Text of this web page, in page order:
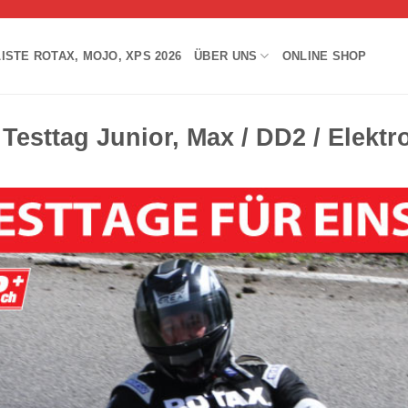
ROTAX, MOJO, XPS 2026 ÜBER UNS ONLINE SHOP
Junior, Max / DD2 /